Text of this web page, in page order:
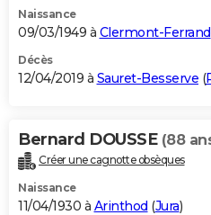
Naissance
09/03/1949 à Clermont-Ferrand
Décès
12/04/2019 à Sauret-Besserve (
Bernard DOUSSE (88
Créer une cagnotte obsèques
Naissance
11/04/1930 à Arinthod (Jura)